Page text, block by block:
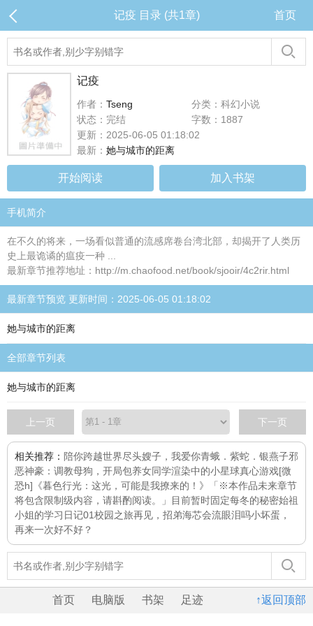
记疫 目录 (共1章) 首页
记疫
作者： Tseng
分类：科幻小说
状态：完结
字数：1887
更新：2025-06-05 01:18:02
最新： 她与城市的距离
开始阅读 加入书架
手机简介
在不久的将来，一场看似普通的流感席卷台湾北部，却揭开了人类历
史上最诡谲的瘟疫一种 ...
最新章节推荐地址：http://m.chaofood.net/book/sjooir/4c2rir.html
最新章节预览 更新时间：2025-06-05 01:18:02
她与城市的距离
全部章节列表
她与城市的距离
上一页 下一页
相关推荐： 陪你跨越世界尽头嫂子，我爱你青蛾．紫蛇．银燕子邪
恶神豪：调教母狗，开局包养女同学渲染中的小星球真心游戏[微
恐h] 《暮色行光：这光，可能是我撩来的！》「※本作品未来章节
将包含限制级内容，请斟酌阅读。」目前暂时固定每冬的秘密始祖
小姐的学习日记01校园之旅再见，招弟海芯会流眼泪吗小坏蛋，
再来一次好不好？
↑返回顶部
首页 电脑版 书架 足迹